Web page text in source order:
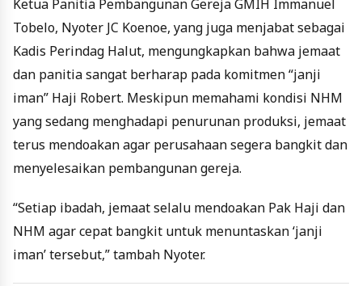
Ketua Panitia Pembangunan Gereja GMIH Immanuel
Tobelo, Nyoter JC Koenoe, yang juga menjabat sebagai
Kadis Perindag Halut, mengungkapkan bahwa jemaat
dan panitia sangat berharap pada komitmen “janji
iman” Haji Robert. Meskipun memahami kondisi NHM
yang sedang menghadapi penurunan produksi, jemaat
terus mendoakan agar perusahaan segera bangkit dan
menyelesaikan pembangunan gereja.
“Setiap ibadah, jemaat selalu mendoakan Pak Haji dan
NHM agar cepat bangkit untuk menuntaskan ‘janji
iman’ tersebut,” tambah Nyoter.